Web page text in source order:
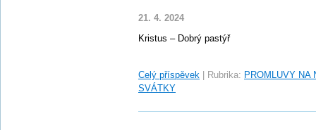
21. 4. 2024
Kristus – Dobrý pastýř
Celý příspěvek Rubrika: PROMLUVY NA
SVÁTKY